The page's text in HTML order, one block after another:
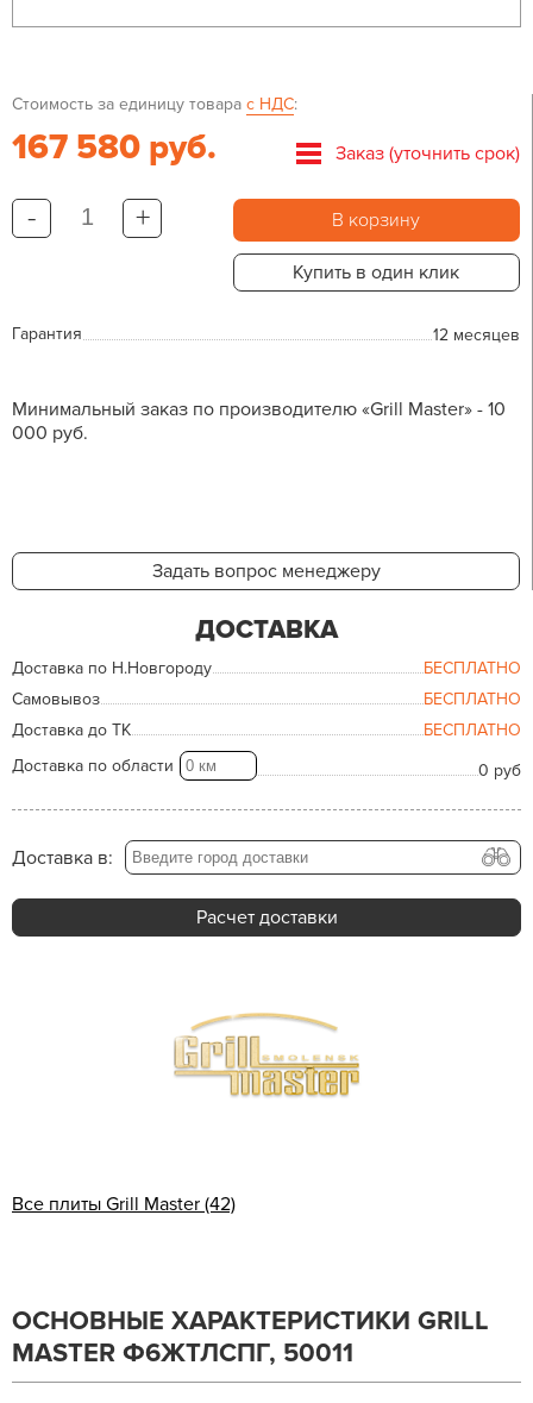
Стоимость за единицу товара с НДС:
167 580 руб. Заказ (уточнить срок)
- + В корзину
Купить в один клик
Гарантия 12 месяцев
Минимальный заказ по производителю «Grill Master» - 10
000 руб.
Задать вопрос менеджеру
ДОСТАВКА
Доставка по Н.Новгороду
БЕСПЛАТНО
Самовывоз
БЕСПЛАТНО
Доставка до ТК
БЕСПЛАТНО
Доставка по области
0 руб
Доставка в:
Расчет доставки
Все плиты Grill Master (42)
ОСНОВНЫЕ ХАРАКТЕРИСТИКИ GRILL
MASTER Ф6ЖТЛСПГ, 50011